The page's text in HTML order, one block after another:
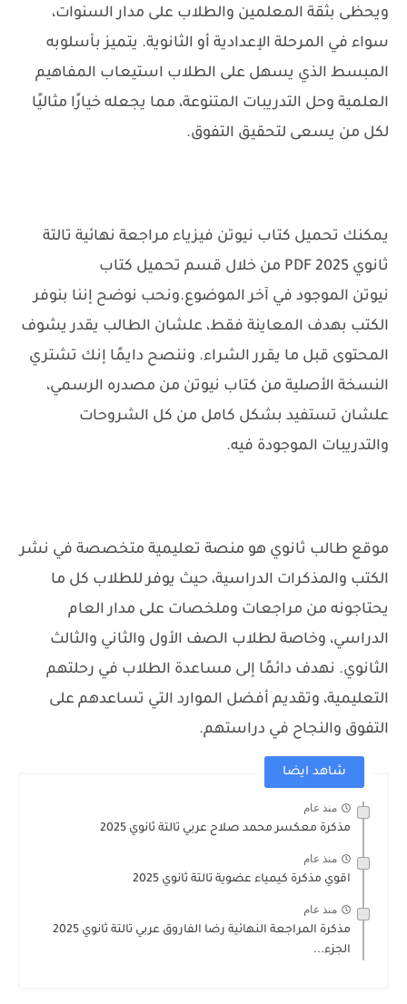
ويحظى بثقة المعلمين والطلاب على مدار السنوات،
سواء في المرحلة الإعدادية أو الثانوية. يتميز بأسلوبه
المبسط الذي يسهل على الطلاب استيعاب المفاهيم
العلمية وحل التدريبات المتنوعة، مما يجعله خيارًا مثاليًا
لكل من يسعى لتحقيق التفوق.
يمكنك تحميل كتاب نيوتن فيزياء مراجعة نهائية تالتة
ثانوي 2025 PDF من خلال قسم تحميل كتاب
نيوتن الموجود في آخر الموضوع.ونحب نوضح إننا بنوفر
الكتب بهدف المعاينة فقط، علشان الطالب يقدر يشوف
المحتوى قبل ما يقرر الشراء. وننصح دايمًا إنك تشتري
النسخة الأصلية من كتاب نيوتن من مصدره الرسمي،
علشان تستفيد بشكل كامل من كل الشروحات
والتدريبات الموجودة فيه.
موقع طالب ثانوي هو منصة تعليمية متخصصة في نشر
الكتب والمذكرات الدراسية، حيث يوفر للطلاب كل ما
يحتاجونه من مراجعات وملخصات على مدار العام
الدراسي، وخاصة لطلاب الصف الأول والثاني والثالث
الثانوي. نهدف دائمًا إلى مساعدة الطلاب في رحلتهم
التعليمية، وتقديم أفضل الموارد التي تساعدهم على
التفوق والنجاح في دراستهم.
شاهد ايضا
منذ عام
مذكرة معكسر محمد صلاح عربي تالتة ثانوي 2025
منذ عام
اقوي مذكرة كيمياء عضوية تالتة ثانوي 2025
منذ عام
مذكرة المراجعة النهائية رضا الفاروق عربي تالتة ثانوي 2025
الجزء...